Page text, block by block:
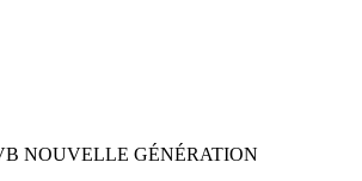
NOUVELLE GÉNÉRATION